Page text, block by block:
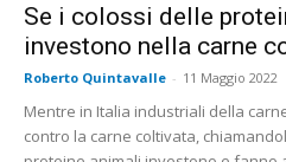
Se i colossi delle
investono nella carne
Roberto Quintavalle - 11 Maggio 2022
Mentre in Italia industriali della
contro la carne coltivata,